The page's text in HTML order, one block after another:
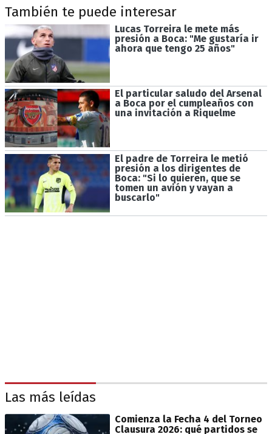
También te puede interesar
Lucas Torreira le mete más
presión a Boca: "Me gustaría ir
ahora que tengo 25 años"
El particular saludo del Arsenal
a Boca por el cumpleaños con
una invitación a Riquelme
El padre de Torreira le metió
presión a los dirigentes de
Boca: "Si lo quieren, que se
tomen un avión y vayan a
buscarlo"
Las más leídas
Comienza la Fecha 4 del Torneo
Clausura 2026: qué partidos se